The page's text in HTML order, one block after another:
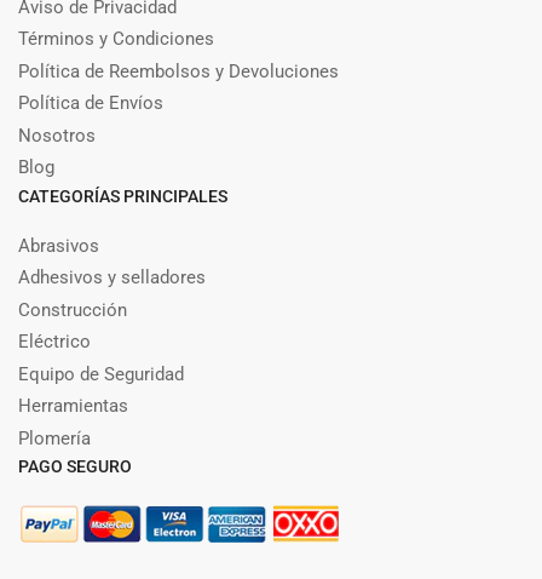
Aviso de Privacidad
Términos y Condiciones
Política de Reembolsos y Devoluciones
Política de Envíos
Nosotros
Blog
CATEGORÍAS PRINCIPALES
Abrasivos
Adhesivos y selladores
Construcción
Eléctrico
Equipo de Seguridad
Herramientas
Plomería
PAGO SEGURO